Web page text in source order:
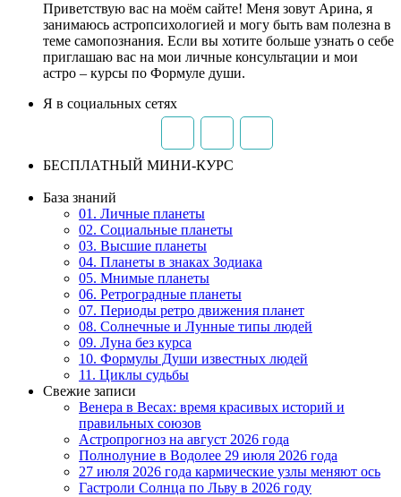
Приветствую вас на моём сайте! Меня зовут Арина, я
занимаюсь астропсихологией и могу быть вам полезна в
теме самопознания. Если вы хотите больше узнать о себе
приглашаю вас на мои личные консультации и мои
астро – курсы по Формуле души.
Я в социальных сетях
БЕСПЛАТНЫЙ МИНИ-КУРС
База знаний
01. Личные планеты
02. Социальные планеты
03. Высшие планеты
04. Планеты в знаках Зодиака
05. Мнимые планеты
06. Ретроградные планеты
07. Периоды ретро движения планет
08. Солнечные и Лунные типы людей
09. Луна без курса
10. Формулы Души известных людей
11. Циклы судьбы
Свежие записи
Венера в Весах: время красивых историй и
правильных союзов
Астропрогноз на август 2026 года
Полнолуние в Водолее 29 июля 2026 года
27 июля 2026 года кармические узлы меняют ось
Гастроли Солнца по Льву в 2026 году